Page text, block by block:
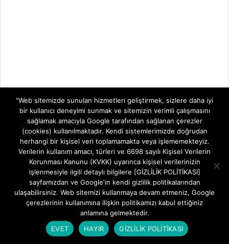
TELEVİZYON SİSTEMLERİ
"Web sitemizde sunulan hizmetleri geliştirmek, sizlere daha iyi
bir kullanıcı deneyimi sunmak ve sitemizin verimli çalışmasını
sağlamak amacıyla Google tarafından sağlanan çerezler
(cookies) kullanılmaktadır. Kendi sistemlerimizde doğrudan
herhangi bir kişisel veri toplamamakta veya işlememekteyiz.
Verilerin kullanım amacı, türleri ve 6698 sayılı Kişisel Verilerin
Korunması Kanunu (KVKK) uyarınca kişisel verilerinizin
işlenmesiyle ilgili detaylı bilgilere [GİZLİLİK POLİTİKASI]
sayfamızdan ve Google'ın kendi gizlilik politikalarından
ulaşabilirsiniz. Web sitemizi kullanmaya devam etmeniz, Google
çerezlerinin kullanımına ilişkin politikamızı kabul ettiğiniz
anlamına gelmektedir.
EVET
HAYIR GİZLİLİK POLİTİKASI